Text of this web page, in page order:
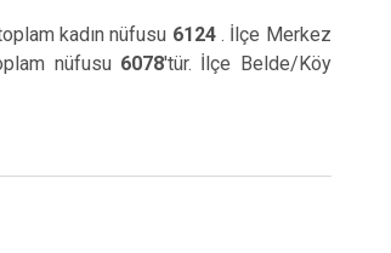
kadın nüfusu 6124. İlçe Merkez
nüfusu 6078'tür. İlçe Belde/Köy